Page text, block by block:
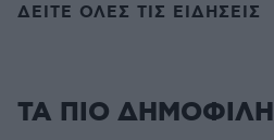
ΔΕΙΤΕ ΟΛΕΣ ΤΙΣ ΕΙΔΗΣΕΙΣ
ΤΑ ΠΙΟ ΔΗΜΟΦΙΛΗ